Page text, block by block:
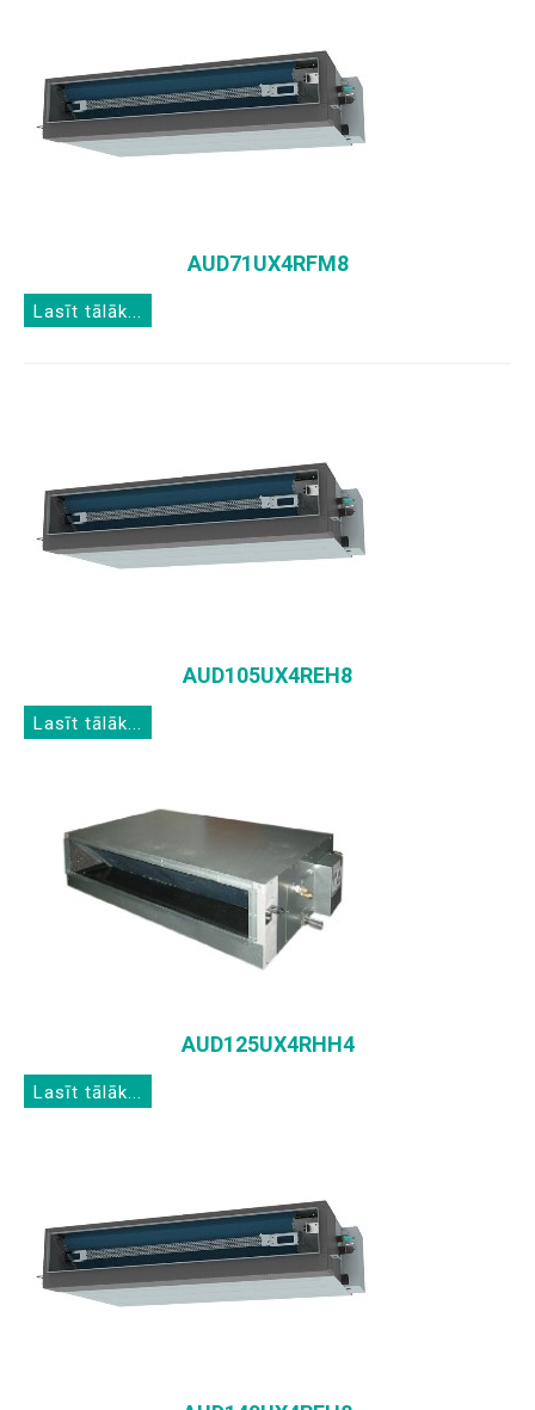
AUD71UX4RFM8
Lasīt tālāk...
AUD105UX4REH8
Lasīt tālāk...
AUD125UX4RHH4
Lasīt tālāk...